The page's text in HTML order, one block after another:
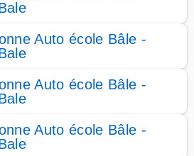
Auto école Bâle -
Auto école Bâle -
Auto école Bâle -